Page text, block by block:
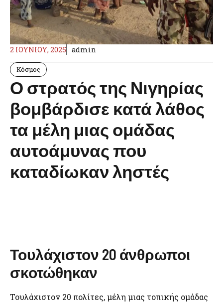
2 ΙΟΥΝΊΟΥ, 2025 admin
Κόσμος
Ο στρατός της Νιγηρίας
βομβάρδισε κατά λάθος
τα μέλη μιας ομάδας
αυτοάμυνας που
καταδίωκαν ληστές
Τουλάχιστον 20 άνθρωποι
σκοτώθηκαν
Τουλάχιστον 20 πολίτες, μέλη μιας τοπικής ομάδας